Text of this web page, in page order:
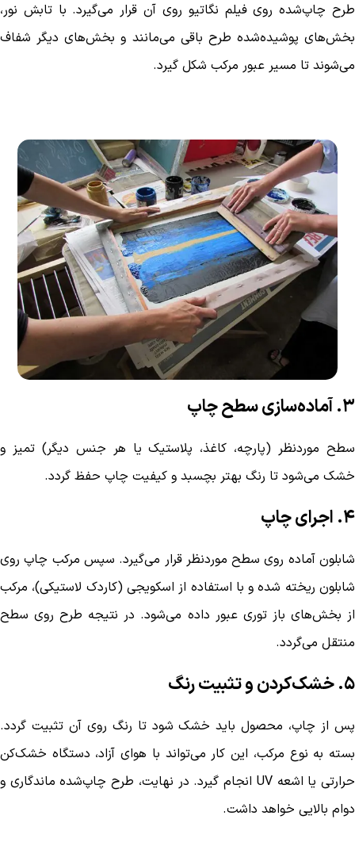
طرح چاپ‌شده روی فیلم نگاتیو روی آن قرار می‌گیرد. با تابش نور،
بخش‌های پوشیده‌شده طرح باقی می‌مانند و بخش‌های دیگر شفاف
می‌شوند تا مسیر عبور مرکب شکل گیرد.
۳. آماده‌سازی سطح چاپ
سطح موردنظر (پارچه، کاغذ، پلاستیک یا هر جنس دیگر) تمیز و
خشک می‌شود تا رنگ بهتر بچسبد و کیفیت چاپ حفظ گردد.
۴. اجرای چاپ
شابلون آماده روی سطح موردنظر قرار می‌گیرد. سپس مرکب چاپ روی
شابلون ریخته شده و با استفاده از اسکویجی (کاردک لاستیکی)، مرکب
از بخش‌های باز توری عبور داده می‌شود. در نتیجه طرح روی سطح
منتقل می‌گردد.
۵. خشک‌کردن و تثبیت رنگ
پس از چاپ، محصول باید خشک شود تا رنگ روی آن تثبیت گردد.
بسته به نوع مرکب، این کار می‌تواند با هوای آزاد، دستگاه خشک‌کن
حرارتی یا اشعه UV انجام گیرد. در نهایت، طرح چاپ‌شده ماندگاری و
دوام بالایی خواهد داشت.